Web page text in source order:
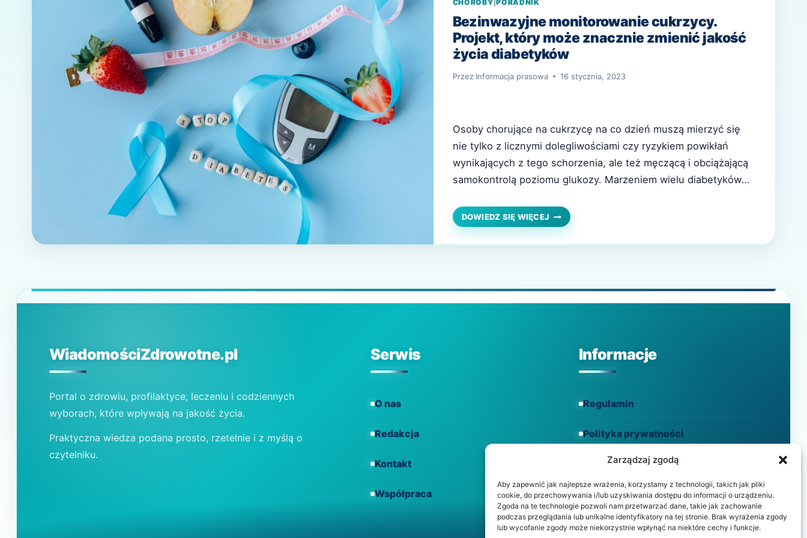
Zarządzaj zgodą
Aby zapewnić jak najlepsze wrażenia, korzystamy z technologii, takich jak pliki
cookie, do przechowywania i/lub uzyskiwania dostępu do informacji o urządzeniu.
Zgoda na te technologie pozwoli nam przetwarzać dane, takie jak zachowanie
podczas przeglądania lub unikalne identyfikatory na tej stronie. Brak wyrażenia zgody
lub wycofanie zgody może niekorzystnie wpłynąć na niektóre cechy i funkcje.
CHOROBY |PORADNIK
Bezinwazyjne monitorowanie cukrzycy.
Projekt, który może znacznie zmienić jakość
życia diabetyków
Przez Informacja prasowa 16 stycznia, 2023
Osoby chorujące na cukrzycę na co dzień muszą mierzyć się
nie tylko z licznymi dolegliwościami czy ryzykiem powikłań
wynikających z tego schorzenia, ale też męczącą i obciążającą
samokontrolą poziomu glukozy. Marzeniem wielu diabetyków
cukru. Dużą nadzieję przynosi im ważny projekt realizowany
obecnie przez Centrum Badań i Rozwoju Technologii…
DOWIEDZ SIĘ WIĘCEJ BEZINWAZYJNE
MONITOROWANIE
WiadomościZdrowotne.pl
Portal o zdrowiu, profilaktyce, leczeniu i codziennych
wyborach, które wpływają na jakość życia.
Praktyczna wiedza podana prosto, rzetelnie i z myślą o
czytelniku.
Serwis
O nas
Redakcja
Kontakt
Współpraca
Informacje
Regulamin
Polityka prywatności
Polityka cookies